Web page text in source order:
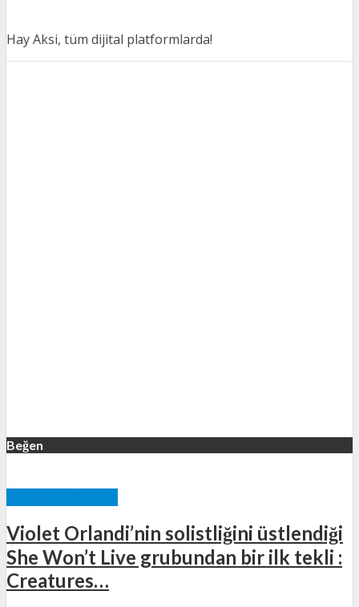
Hay Aksi, tüm dijital platformlarda!
Beğen
Violet Orlandi’nin solistliğini üstlendiği
She Won’t Live grubundan bir ilk tekli :
Creatures…